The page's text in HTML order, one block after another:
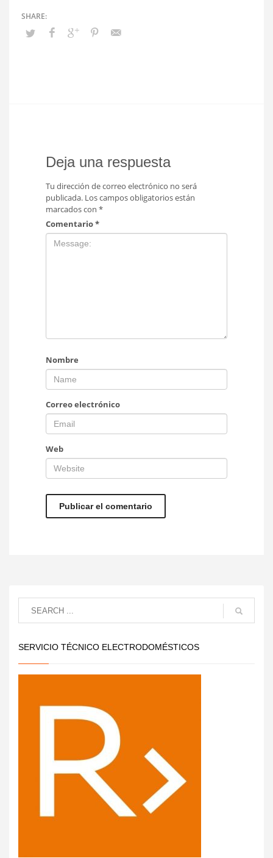
Deja una respuesta
Tu dirección de correo electrónico no será
publicada. Los campos obligatorios están
marcados con *
Comentario*
Nombre
Correo electrónico
Web
SERVICIO TÉCNICO ELECTRODOMÉSTICOS